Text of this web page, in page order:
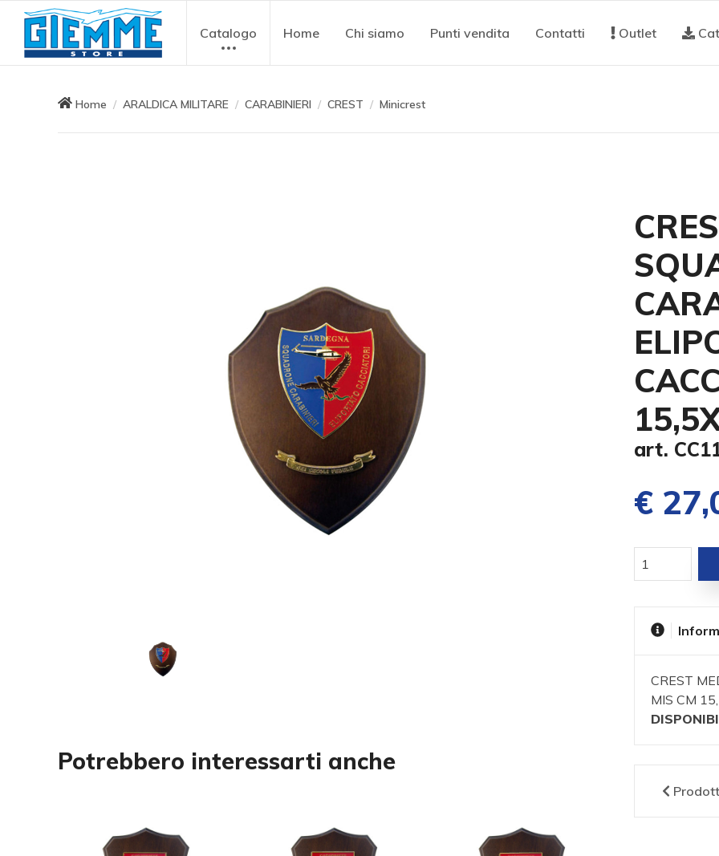
Catalogo Home Chi siamo Punti vendita Contatti Outlet
Home ARALDICA MILITARE CARABINIERI CREST Minicrest
Potrebbero interessarti anche
art.
€
CREST
MIS CM